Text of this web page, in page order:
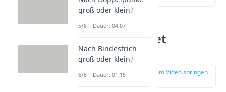
Was bedeutet
„sybau“?
zur Stelle im Video springen
groß oder klein?
5/8 – Dauer: 04:07
Nach Bindestrich
groß oder klein?
6/8 – Dauer: 01:15